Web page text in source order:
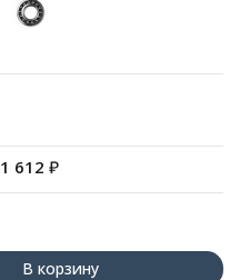
1 612 ₽
В корзину